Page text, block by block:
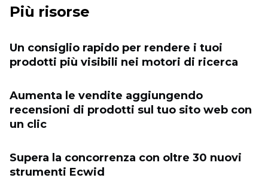
Più risorse
Un consiglio rapido per rendere i tuoi
prodotti più visibili nei motori di ricerca
Aumenta le vendite aggiungendo
recensioni di prodotti sul tuo sito web con
un clic
Supera la concorrenza con oltre 30 nuovi
strumenti Ecwid